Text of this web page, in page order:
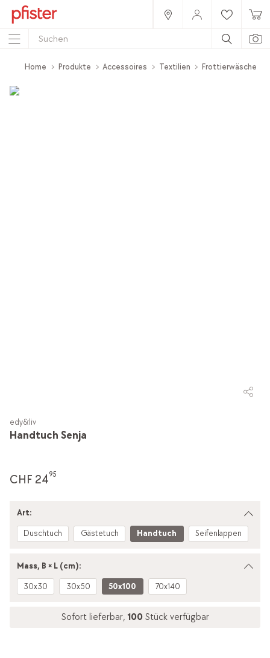
Home Produkte Accessoires Textilien Frottierwäsche
Handtuch Senja
edy&liv
CHF 2495
Art:
Duschtuch Gästetuch Handtuch Seifenlappen
Mass, B × L (cm):
30x30 30x50 50x100 70x140
Sofort lieferbar,100 Stück verfügbar